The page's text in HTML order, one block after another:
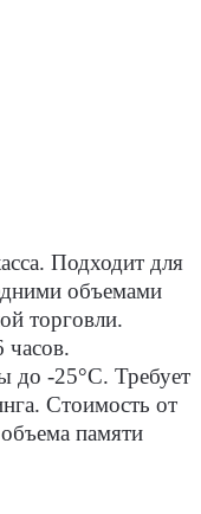
Подходит для
объемами
торговли.
часов.
до -25°С. Требует
Стоимость от
памяти